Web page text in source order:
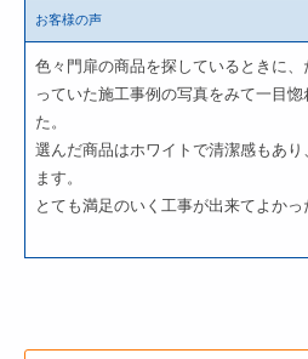
お客様の声
色々門扉の商品を探しているときに
っていた施工事例の写真をみて一目
た。
選んだ商品はホワイトで清潔感もあ
ます。
とても満足のいく工事が出来てよかっ